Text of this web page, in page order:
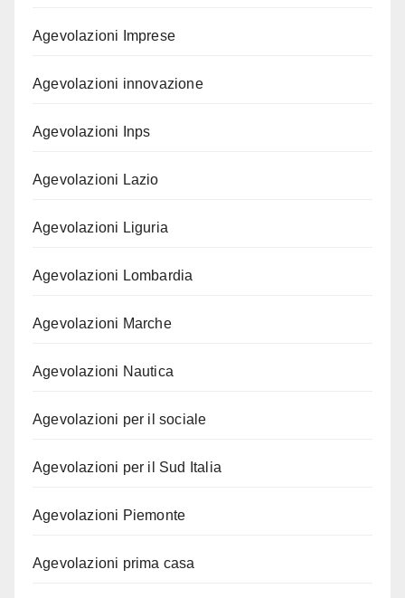
Agevolazioni Imprese
Agevolazioni innovazione
Agevolazioni Inps
Agevolazioni Lazio
Agevolazioni Liguria
Agevolazioni Lombardia
Agevolazioni Marche
Agevolazioni Nautica
Agevolazioni per il sociale
Agevolazioni per il Sud Italia
Agevolazioni Piemonte
Agevolazioni prima casa